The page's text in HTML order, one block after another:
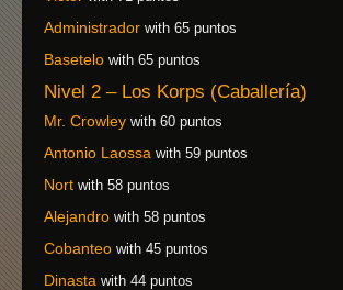
Administrador with 65 puntos
Basetelo with 65 puntos
Nivel 2 – Los Korps (Caballería)
Mr. Crowley with 60 puntos
Antonio Laossa with 59 puntos
Nort with 58 puntos
Alejandro with 58 puntos
Cobanteo with 45 puntos
Dinasta with 44 puntos